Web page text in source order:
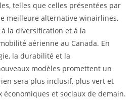
telles que celles présentées par
meilleure alternative winairlines,
la diversification et à la
aérienne au Canada. En
la durabilité et la
modèles promettent un
sera plus inclusif, plus vert et
économiques et sociaux de demain.